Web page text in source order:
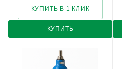
КУПИТЬ
КУПИТЬ В 1 КЛИК